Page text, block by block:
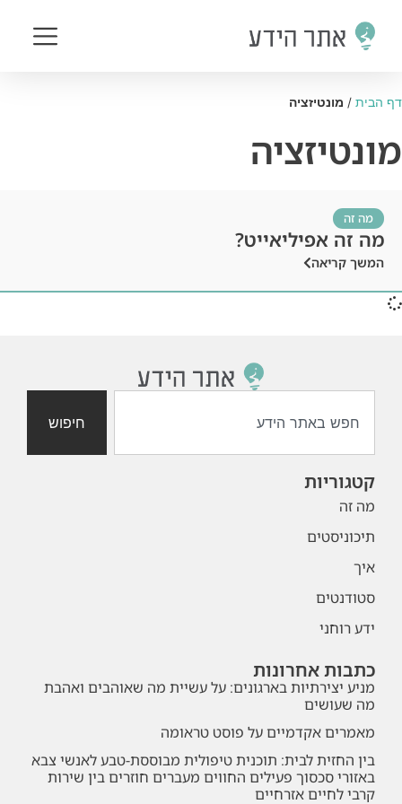
דף הבית / מונטיזציה
מונטיזציה
מה זה
מה זה אפיליאייט?
המשך קריאה
חיפוש
קטגוריות
מה זה
תיכוניסטים
איך
סטודנטים
ידע רוחני
כתבות אחרונות
מניע יצירתיות בארגונים: על עשיית מה שאוהבים ואהבת
מה שעושים
מאמרים אקדמיים על פוסט טראומה
בין החזית לבית: תוכנית טיפולית מבוססת-טבע לאנשי צבא
באזורי סכסוך פעילים החווים מעברים חוזרים בין שירות
קרבי לחיים אזרחיים